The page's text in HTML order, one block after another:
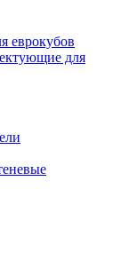
еврокубов
для